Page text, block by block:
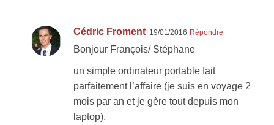
Cédric Froment 19/01/2016 Répondre
Bonjour François/ Stéphane
un simple ordinateur portable fait
parfaitement l’affaire (je suis en voyage 2
mois par an et je gère tout depuis mon
laptop).